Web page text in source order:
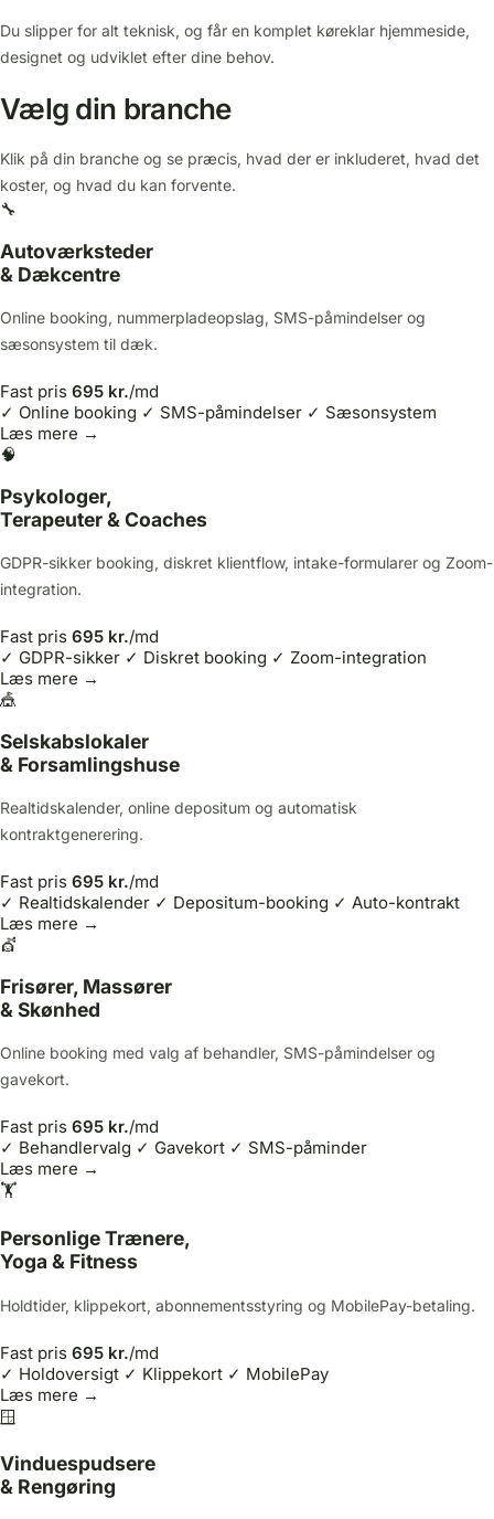
Du slipper for alt teknisk, og får en komplet køreklar hjemmeside,
designet og udviklet efter dine behov.
Vælg din branche
Klik på din branche og se præcis, hvad der er inkluderet, hvad det
koster, og hvad du kan forvente.
🔧
Autoværksteder
& Dækcentre
Online booking, nummerpladeopslag, SMS-påmindelser og
sæsonsystem til dæk.
Fast pris 695 kr./md
✓ Online booking ✓ SMS-påmindelser ✓ Sæsonsystem
Læs mere →
🧠
Psykologer,
Terapeuter & Coaches
GDPR-sikker booking, diskret klientflow, intake-formularer og Zoom-
integration.
Fast pris 695 kr./md
✓ GDPR-sikker ✓ Diskret booking ✓ Zoom-integration
Læs mere →
🎪
Selskabslokaler
& Forsamlingshuse
Realtidskalender, online depositum og automatisk
kontraktgenerering.
Fast pris 695 kr./md
✓ Realtidskalender ✓ Depositum-booking ✓ Auto-kontrakt
Læs mere →
💇
Frisører, Massører
& Skønhed
Online booking med valg af behandler, SMS-påmindelser og
gavekort.
Fast pris 695 kr./md
✓ Behandlervalg ✓ Gavekort ✓ SMS-påminder
Læs mere →
🏋️
Personlige Trænere,
Yoga & Fitness
Holdtider, klippekort, abonnementsstyring og MobilePay-betaling.
Fast pris 695 kr./md
✓ Holdoversigt ✓ Klippekort ✓ MobilePay
Læs mere →
🪟
Vinduespudsere
& Rengøring